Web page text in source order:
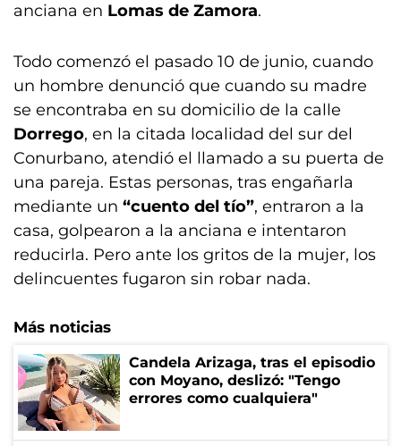
anciana en Lomas de Zamora.
Todo comenzó el pasado 10 de junio, cuando
un hombre denunció que cuando su madre
se encontraba en su domicilio de la calle
Dorrego, en la citada localidad del sur del
Conurbano, atendió el llamado a su puerta de
una pareja. Estas personas, tras engañarla
mediante un “cuento del tío”, entraron a la
casa, golpearon a la anciana e intentaron
reducirla. Pero ante los gritos de la mujer, los
delincuentes fugaron sin robar nada.
Más noticias
Candela Arizaga, tras el episodio
con Moyano, deslizó: "Tengo
errores como cualquiera"